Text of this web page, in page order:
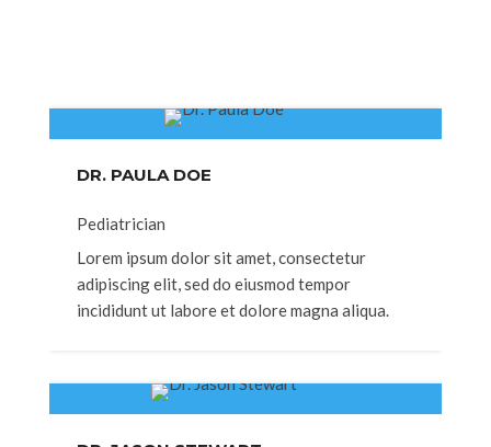
DR. PAULA DOE
Pediatrician
Lorem ipsum dolor sit amet, consectetur
adipiscing elit, sed do eiusmod tempor
incididunt ut labore et dolore magna aliqua.